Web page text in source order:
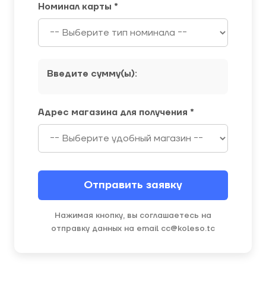
Номинал карты *
Введите сумму(ы):
Адрес магазина для получения *
Отправить заявку
Нажимая кнопку, вы соглашаетесь на
отправку данных на email cc@koleso.tc